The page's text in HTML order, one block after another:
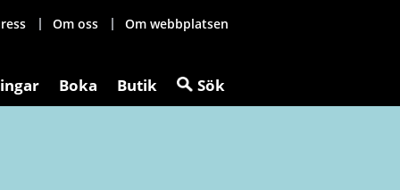
Om oss Om webbplatsen
Boka Butik Sök